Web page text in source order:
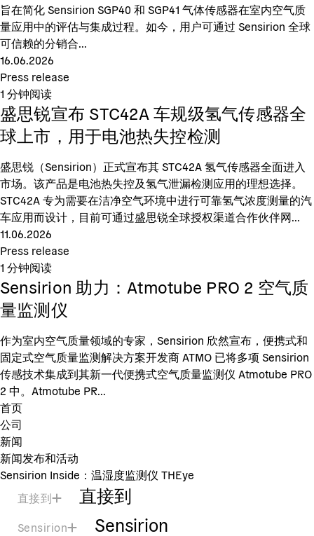
旨在简化 Sensirion SGP40 和 SGP41 气体传感器在室内空气质
量应用中的评估与集成过程。如今，用户可通过 Sensirion 全球
可信赖的分销合...
16.06.2026
Press release
1 分钟阅读
盛思锐宣布 STC42A 车规级氢气传感器全
球上市，用于电池热失控检测
盛思锐（Sensirion）正式宣布其 STC42A 氢气传感器全面进入
市场。该产品是电池热失控及氢气泄漏检测应用的理想选择。
STC42A 专为需要在洁净空气环境中进行可靠氢气浓度测量的汽
车应用而设计，目前可通过盛思锐全球授权渠道合作伙伴网...
11.06.2026
Press release
1 分钟阅读
Sensirion 助力：Atmotube PRO 2 空气质
量监测仪
作为室内空气质量领域的专家，Sensirion 欣然宣布，便携式和
固定式空气质量监测解决方案开发商 ATMO 已将多项 Sensirion
传感技术集成到其新一代便携式空气质量监测仪 Atmotube PRO
2 中。Atmotube PR...
首页
公司
新闻
新闻发布和活动
Sensirion Inside：温湿度监测仪 THEye
直接到
直接到
Sensirion Sensirion